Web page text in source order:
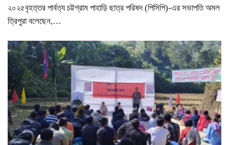
২০২৫বৃহত্তর পার্বত্য চট্টগ্রাম পাহাড়ি ছাত্র পরিষদ (পিসিপি)-এর সভাপতি অমল
ত্রিপুরা বলেছেন,…